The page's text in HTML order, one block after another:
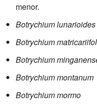
menor.
Botrychium lunarioides
Botrychium
Botrychium
Botrychium montanum
Botrychium mormo